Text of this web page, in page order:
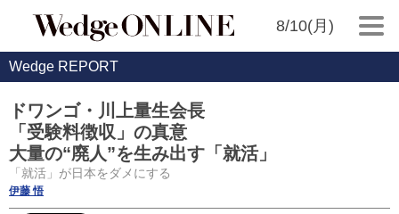
8/10(月)
Wedge REPORT
ドワンゴ・川上量生会長
「受験料徴収」の真意
大量の“廃人”を生み出す「就活」
「就活」が日本をダメにする
伊藤 悟